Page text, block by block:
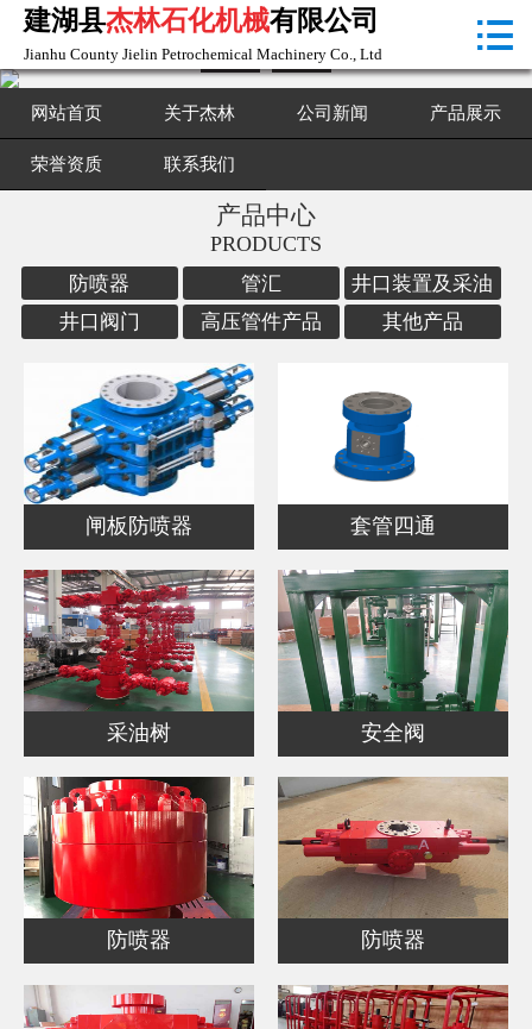

关于杰林
荣誉资质
联系我们
建湖县杰林石化机械有限公司
Jianhu County Jielin Petrochemical Machinery Co., Ltd 
网站首页 关于杰林 公司新闻 产品展示
荣誉资质 联系我们
产品中心
PRODUCTS
防喷器 管汇
井口装置及采油
树
井口阀门 高压管件产品 其他产品
闸板防喷器 套管四通
采油树 安全阀
防喷器 防喷器